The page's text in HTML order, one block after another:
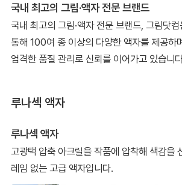
국내 최고의 그림·액자 전문 브랜드
국내 최고의 그림·액자 전문 브랜드, 그림닷
통해 100여 종 이상의 다양한 액자를 제공하
엄격한 품질 관리로 신뢰를 이어가고 있습니
루나섹 액자
루나섹 액자
고광택 압축 아크릴을 작품에 압착해 색감을
레임 없는 고급 액자입니다.